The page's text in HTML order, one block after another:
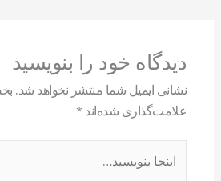
دیدگاه‌ خود را بنویسید
نشانی ایمیل شما منتشر نخواهد شد.
علامت‌گذاری شده‌اند*
بنویسید…